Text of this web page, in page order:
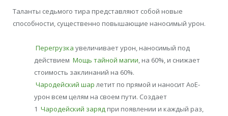
Таланты седьмого тира представляют собой новые
способности, существенно повышающие наносимый урон.
Перегрузка увеличивает урон, наносимый под
действием Мощь тайной магии, на 60%, и снижает
стоимость заклинаний на 60%.
Чародейский шарлетит по прямой и наносит АоЕ-
урон всем целям на своем пути. Создает
1 Чародейский заряд при появлении и каждый раз,